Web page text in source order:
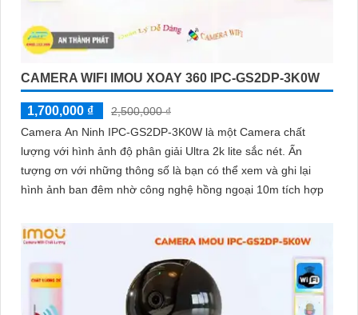
CAMERA WIFI IMOU XOAY 360 IPC-GS2DP-3K0W
1,700,000 ₫
2,500,000 ₫
Camera An Ninh IPC-GS2DP-3K0W là một Camera chất
lượng với hình ảnh độ phân giải Ultra 2k lite sắc nét. Ấn
tượng ơn với những thông số là bạn có thể xem và ghi lại
hình ảnh ban đêm nhờ công nghệ hồng ngoại 10m tích hợp